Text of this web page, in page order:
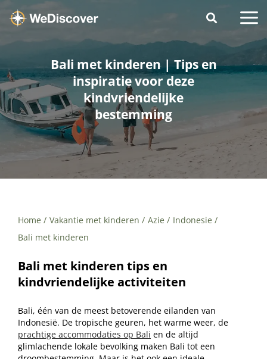
Bali met kinderen | Tips en
inspiratie voor deze
kindvriendelijke
bestemming
Home Vakantie met kinderen Azie
Indonesie
Bali met kinderen
Bali met kinderen tips en
kindvriendelijke activiteiten
Bali, één van de meest betoverende eilanden van
Indonesië. De tropische geuren, het warme weer, de
prachtige accommodaties op Bali en de altijd
glimlachende lokale bevolking maken Bali tot een